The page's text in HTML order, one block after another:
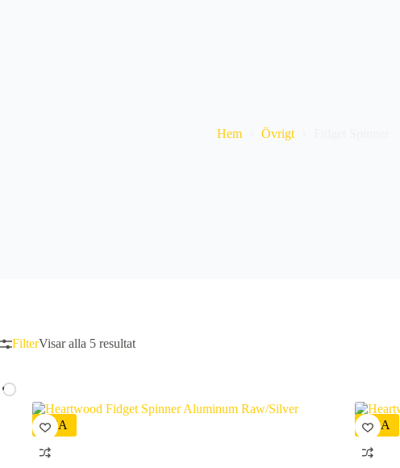
Hem Övrigt
FilterVisar alla 5 resultatSortera
REA REA